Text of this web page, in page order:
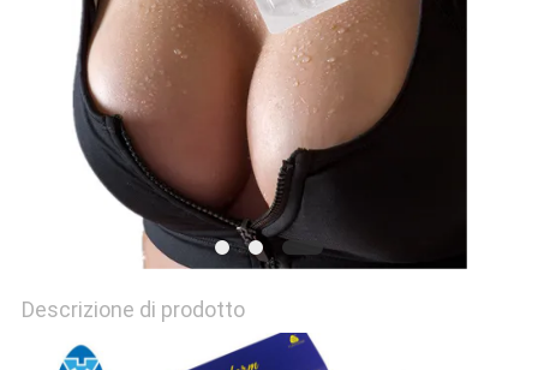
MAPPA
SITO
PRIVACY
Descrizione di prodotto